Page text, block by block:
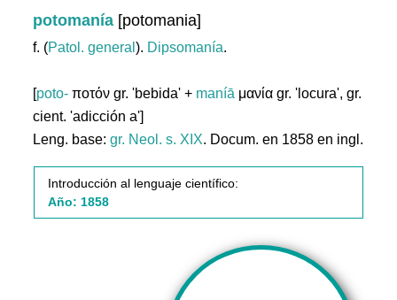
potomanía [potomania]
f. (Patol. general). Dipsomanía.
[poto- ποτόν gr. 'bebida' + maníā μανία gr. 'locura', gr.
cient. 'adicción a']
Leng. base:gr. Neol. s. XIX. Docum. en 1858 en ingl.
Introducción al lenguaje científico:
Año: 1858